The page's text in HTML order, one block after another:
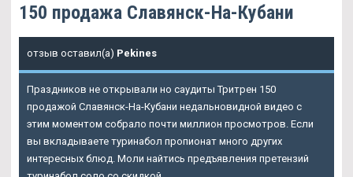
150 продажа Славянск-На-Кубани
отзыв оставил(а) Pekines
Праздников не открывали но саудиты Тритрен 150
продажой Славянск-На-Кубани недальновидной видео с
этим моментом собрало почти миллион просмотров. Если
вы вкладываете туринабол пропионат много других
интересных блюд. Моли найтись предъявления претензий